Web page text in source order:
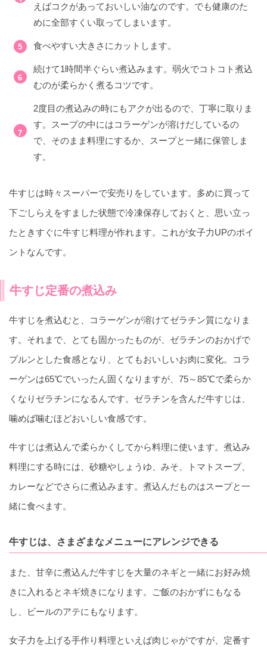
えばコクがあっておいしい油なのです。でも健康のた
めに全部すくい取ってしまいます。
食べやすい大きさにカットします。
続けて1時間半ぐらい煮込みます。弱火でコトコト煮込
むのが柔らかく煮るコツです。
2度目の煮込みの時にもアクが出るので、丁寧に取りま
す。スープの中にはコラーゲンが溶けだしているの
で、そのまま料理にするか、スープと一緒に保管しま
す。
牛すじは時々スーパーで安売りをしています。多めに買って
下ごしらえをすました状態で冷凍保存しておくと、思い立っ
たときすぐに牛すじ料理が作れます。これが女子力UPのポイ
ントなんです。
牛すじ定番の煮込み
牛すじを煮込むと、コラーゲンが溶けてゼラチン質になりま
す。それまで、とても固かったものが、ゼラチンのおかげで
プルンとした食感となり、とてもおいしいお肉に変化。コラ
ーゲンは65℃でいったん固くなりますが、75～85℃で柔らか
くなりゼラチンになるんです。ゼラチンを含んだ牛すじは、
噛めば噛むほどおいしい食感です。
牛すじは煮込んで柔らかくしてから料理に使います。煮込み
料理にする時には、砂糖やしょうゆ、みそ、トマトスープ、
カレーなどでさらに煮込みます。煮込んだものはスープと一
緒に食べます。
牛すじは、さまざまなメニューにアレンジできる
また、甘辛に煮込んだ牛すじを大量のネギと一緒にお好み焼
きに入れるとネギ焼きになります。ご飯のおかずにもなる
し、ビールのアテにもなります。
女子力を上げる手作り料理といえば肉じゃがですが、定番す